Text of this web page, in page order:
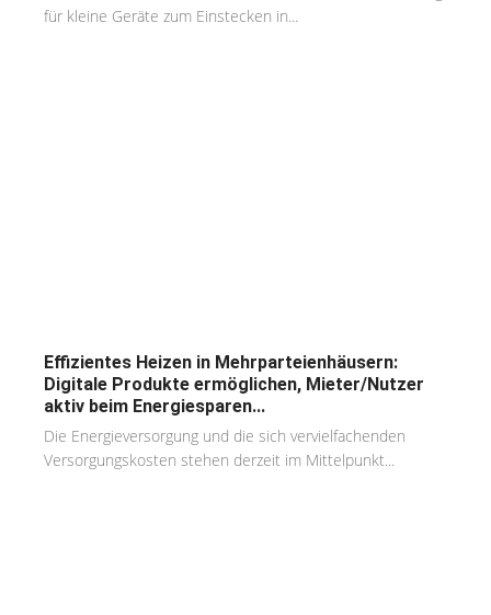
für kleine Geräte zum Einstecken in...
Effizientes Heizen in Mehrparteienhäusern:
Digitale Produkte ermöglichen, Mieter/Nutzer
aktiv beim Energiesparen...
Die Energieversorgung und die sich vervielfachenden
Versorgungskosten stehen derzeit im Mittelpunkt...